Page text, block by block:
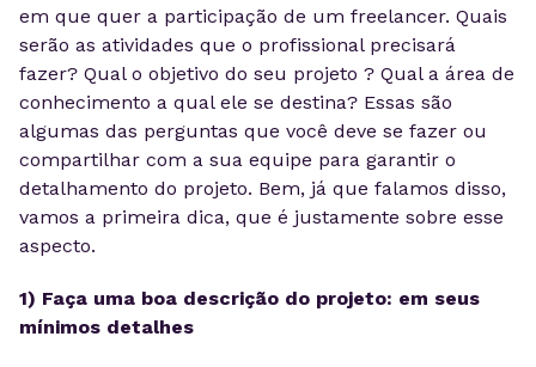
em que quer a participação de um freelancer. Quais
serão as atividades que o profissional precisará
fazer? Qual o objetivo do seu projeto ? Qual a área de
conhecimento a qual ele se destina? Essas são
algumas das perguntas que você deve se fazer ou
compartilhar com a sua equipe para garantir o
detalhamento do projeto. Bem, já que falamos disso,
vamos a primeira dica, que é justamente sobre esse
aspecto.
1) Faça uma boa descrição do projeto: em seus
mínimos detalhes